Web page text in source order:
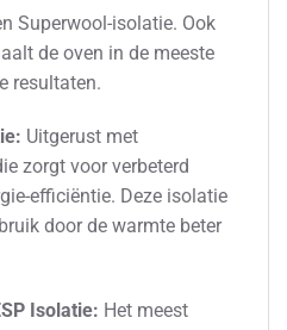
Superwool-isolatie. Ook
de oven in de meeste
resultaten.
Uitgerust met
zorgt voor verbeterd
efficiëntie. Deze isolatie
door de warmte beter
Isolatie: Het meest